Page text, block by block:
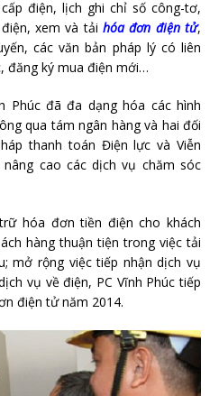
điện, lịch ghi chỉ số công-tơ,
xem và tảihóa đơn điện tử,
các văn bản pháp lý có liên
đăng ký mua điện mới…
Phúc đã đa dạng hóa các hình
qua tám ngân hàng và hai đối
thanh toán Điện lực và Viễn
cao các dịch vụ chăm sóc
hóa đơn tiền điện cho khách
hàng thuận tiện trong việc tải
mở rộng việc tiếp nhận dịch vụ
vụ về điện, PC Vĩnh Phúc tiếp
điện tử năm 2014.